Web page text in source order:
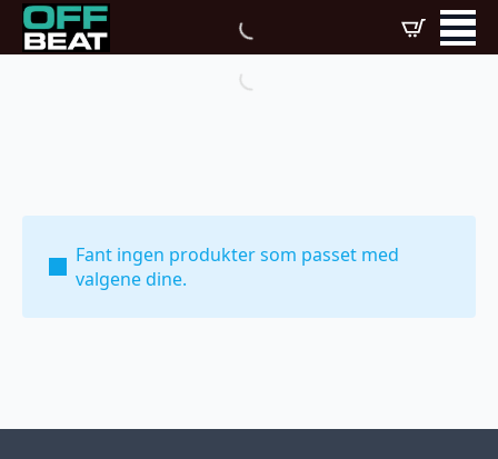
Fant ingen produkter som passet med
valgene dine.